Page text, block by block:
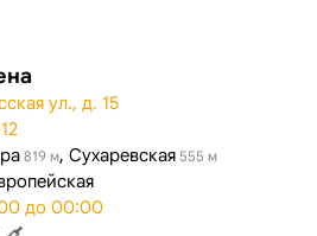
ул., д. 15
819 м, Сухаревская 555 м
до 00:00